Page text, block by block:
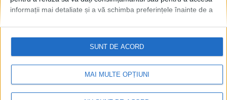
informații mai detaliate și a vă schimba preferințele înainte de a
retrageți consimțământul în orice moment, revenind la acest site
și făcând clic pe butonul "Confidențialitate" din partea de jos a
paginii web.
MAI MULTE OPȚIUNI
SUNT DE ACORD